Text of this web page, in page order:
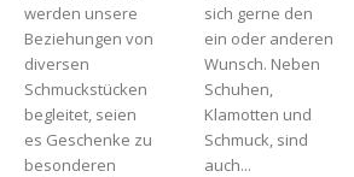
werden unsere
Beziehungen von
diversen
Schmuckstücken
begleitet, seien
es Geschenke zu
besonderen
sich gerne den
ein oder anderen
Wunsch. Neben
Schuhen,
Klamotten und
Schmuck, sind
auch...